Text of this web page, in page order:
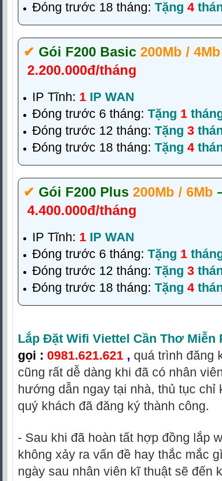
Đóng trước 18 tháng: Tặng 4
✔‎ Gói F200 Basic 200Mb / 4Mb
2.200.000đ/tháng
IP Tĩnh: 1 IP WAN
Đóng trước 6 tháng: Tặng 1
Đóng trước 12 tháng: Tặng 3
Đóng trước 18 tháng: Tặng 4
✔‎ Gói F200 Plus 200Mb / 6Mb
4.400.000đ/tháng
IP Tĩnh: 1 IP WAN
Đóng trước 6 tháng: Tặng 1
Đóng trước 12 tháng: Tặng 3
Đóng trước 18 tháng: Tặng 4
Lắp Đặt Wifi Viettel Cần Thơ Miễn
gọi : 0981.621.621 , quá trình đăng
cũng rất dễ dàng khi đã có nhân
hướng dẫn ngay tại nhà, thủ tục chỉ
quý khách đã đăng ký thành công.
- Sau khi đã hoàn tất hợp đồng lắp
không xảy ra vấn đề hay thắc mắc
ngày sau nhân viên kĩ thuật sẽ đến